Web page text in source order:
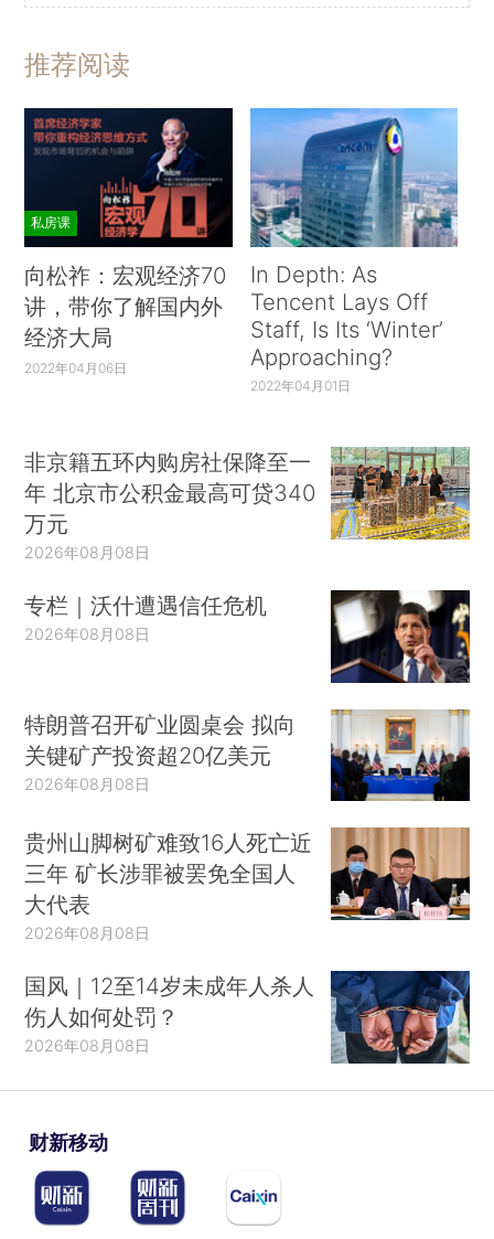
推荐阅读
私房课
向松祚：宏观经济70
讲，带你了解国内外
经济大局
2022年04月06日
In Depth: As
Tencent Lays Off
Staff, Is Its ‘Winter’
Approaching?
2022年04月01日
非京籍五环内购房社保降至一
年 北京市公积金最高可贷340
万元
2026年08月08日
专栏｜沃什遭遇信任危机
2026年08月08日
特朗普召开矿业圆桌会 拟向
关键矿产投资超20亿美元
2026年08月08日
贵州山脚树矿难致16人死亡近
三年 矿长涉罪被罢免全国人
大代表
2026年08月08日
国风｜12至14岁未成年人杀人
伤人如何处罚？
2026年08月08日
财新移动